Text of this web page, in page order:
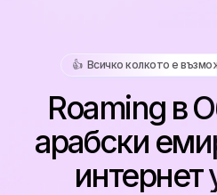
👍️ Всичко колкото е
Roaming в
арабски
интернет